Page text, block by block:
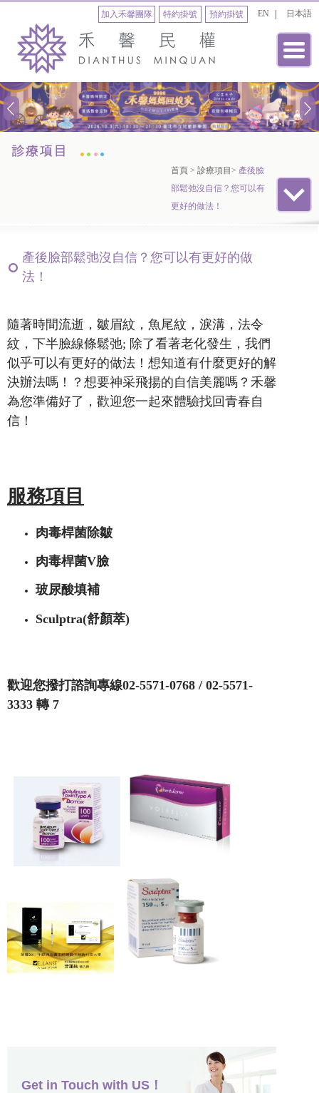
日本語
EN
加入禾馨團隊 預約掛號
特約掛號
首頁 > 診療項目 > 產後臉
部鬆弛沒自信？您可以有
更好的做法！
產後臉部鬆弛沒自信？您可以有更好的做
法！
隨著時間流逝，皺眉紋，魚尾紋，淚溝，法令
紋，下半臉線條鬆弛; 除了看著老化發生，我們
似乎可以有更好的做法！想知道有什麼更好的解
決辦法嗎！？想要神采飛揚的自信美麗嗎？禾馨
為您準備好了，歡迎您一起來體驗找回青春自
信！
服務項目
肉毒桿菌除皺
肉毒桿菌V臉
玻尿酸填補
Sculptra(舒顏萃)
歡迎您撥打諮詢專線02-5571-0768 / 02-5571-
3333 轉 7
Get in Touch with US！